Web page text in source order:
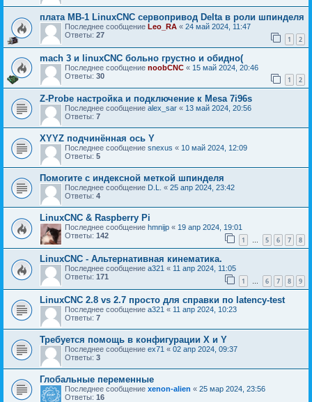
плата MB-1 LinuxCNC сервопривод Delta в роли шпинделя
Последнее сообщение Leo_RA « 24 май 2024, 11:47
Ответы: 27 1 2
mach 3 и linuxCNC больно грустно и обидно(
Последнее сообщение noobCNC « 15 май 2024, 20:46
Ответы: 30 1 2
Z-Probe настройка и подключение к Mesa 7i96s
Последнее сообщение alex_sar « 13 май 2024, 20:56
Ответы: 7
XYYZ подчинённая ось Y
Последнее сообщение snexus « 10 май 2024, 12:09
Ответы: 5
Помогите с индексной меткой шпинделя
Последнее сообщение D.L. « 25 апр 2024, 23:42
Ответы: 4
LinuxCNC & Raspberry Pi
Последнее сообщение hmnijp « 19 апр 2024, 19:01
Ответы: 142 1 … 5 6 7 8
LinuxCNC - Альтернативная кинематика.
Последнее сообщение a321 « 11 апр 2024, 11:05
Ответы: 171 1 … 6 7 8 9
LinuxCNC 2.8 vs 2.7 просто для справки по latenсy-test
Последнее сообщение a321 « 11 апр 2024, 10:23
Ответы: 7
Требуется помощь в конфигурации X и Y
Последнее сообщение ex71 « 02 апр 2024, 09:37
Ответы: 3
Глобальные переменные
Последнее сообщение xenon-alien « 25 мар 2024, 23:56
Ответы: 16